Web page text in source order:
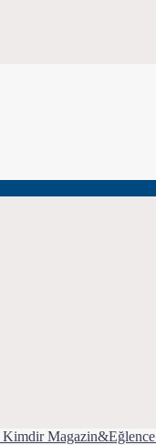
Kimdir Magazin&Eğlence